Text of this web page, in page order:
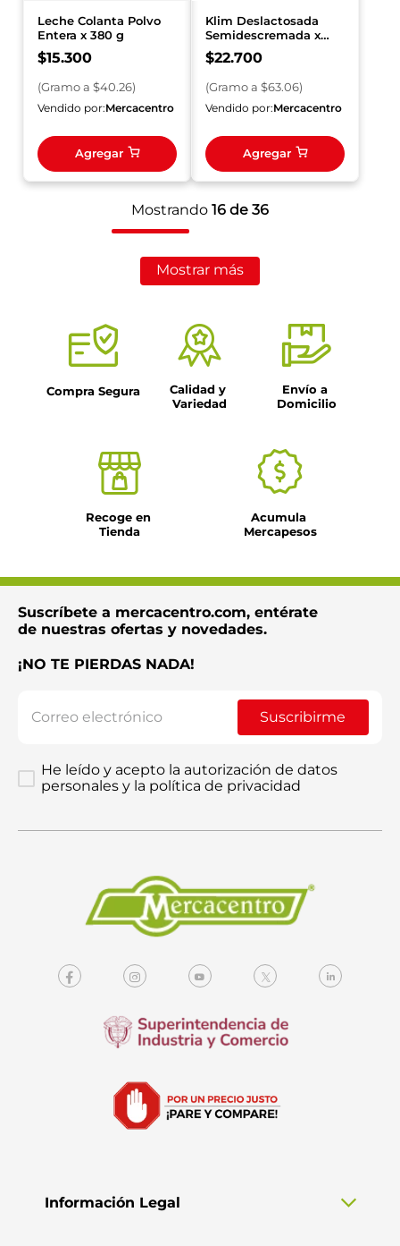
Leche Colanta Polvo
Entera x 380 g
$15.300
(Gramoa $40.26)
Vendido por:Mercacentro
Agregar
Klim Deslactosada
Semidescremada x
360 g
$22.700
(Gramoa $63.06)
Vendido por:Mercacentro
Agregar
Mostrando 16 de 36
Mostrar más
Compra Segura
Calidad y
Variedad
Envío a
Domicilio
Recoge en
Tienda
Acumula
Mercapesos
Suscríbete a mercacentro.com, entérate
de nuestras ofertas y novedades.
¡NO TE PIERDAS NADA!
Suscribirme
He leído y acepto la autorización de datos
personales y la política de privacidad
Información Legal